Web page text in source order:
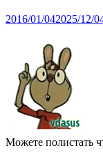
2016/01/042025/12/
Можете полистать